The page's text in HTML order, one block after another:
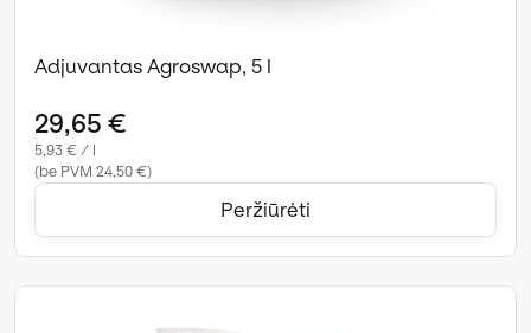
Adjuvantas Agroswap, 5 l
29,65 €
5,93 € / l
(be PVM 24,50 €)
Peržiūrėti